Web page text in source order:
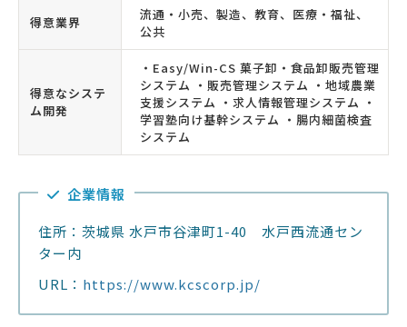
得意業界
流通・小売、製造、教育、医療・福祉、
公共
得意なシステ
ム開発
・Easy/Win-CS 菓子卸・食品卸販売管理
システム ・販売管理システム ・地域農業
支援システム ・求人情報管理システム ・
学習塾向け基幹システム ・腸内細菌検査
システム
企業情報
住所：茨城県 水戸市谷津町1-40 水戸西流通セン
ター内
URL： https://www.kcscorp.jp/